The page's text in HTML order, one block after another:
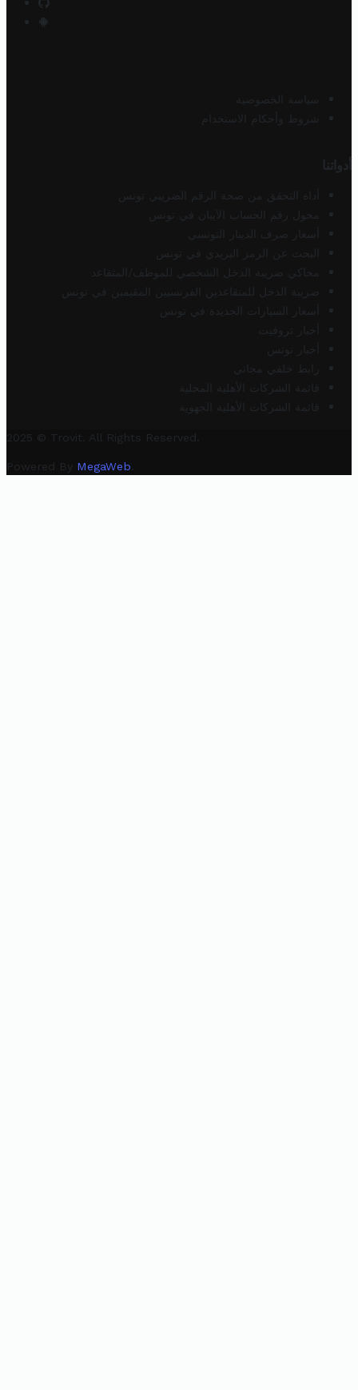
سياسة الخصوصية
شروط وأحكام الاستخدام
أدواتنا
أداة التحقق من صحة الرقم الضريبي تونس
محول رقم الحساب الآيبان في تونس
أسعار صرف الدينار التونسي
البحث عن الرمز البريدي في تونس
محاكي ضريبة الدخل الشخصي للموظف/المتقاعد
ضريبة الدخل للمتقاعدين الفرنسيين المقيمين في تونس
أسعار السيارات الجديدة في تونس
أخبار تروفيت
أخبار تونس
رابط خلفي مجاني
قائمة الشركات الأهلية المحلية
قائمة الشركات الأهلية الجهوية
2025 © Trovit. All Rights Reserved.
Powered By MegaWeb